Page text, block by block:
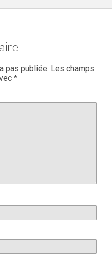
pas publiée. Les champs
*